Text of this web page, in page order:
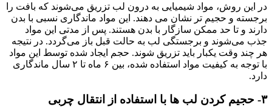
در این روش، مواد شیمیایی به درون لب تزریق می‌شوند که بافت را
برجسته و حجیم تر نشان می دهند. این مواد ماندگاری نسبی با بدن
دارند و تا حد ممکن سازگار با بدن هستند. پس از مدتی این مواد
جذب می‌شوند و برجستگی لب به حالت قبل باز می‌گردد. در نتیجه
هر چند وقت یکبار باید تزریق شوند. حجم ایجاد شده توسط این مواد
با توجه به کیفیت مواد استفاده شده، بین ۶ ماه تا ۲ سال ماندگاری
دارد.
۳- حجیم کردن لب ها با استفاده از انتقال چربی